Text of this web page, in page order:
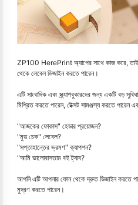
ZP100 HerePrint অ্যাপের সাথে কাজ করে, তাই
থেকে লেবেল ডিজাইন করতে পারেন।
এটি সাংবাদিক এবং স্ক্র্যাপবুকারদের জন্য একটি বড়
মিশ্রিত করতে পারেন, টেক্সট সামঞ্জস্য করতে পারেন
"আজকের ফোকাস" হেডার প্রয়োজন?
"মুড চেক" লেবেল?
"সপ্তাহান্তের ভ্রমণ" ক্যাপশন?
"আমি ভালোবাসতাম বই ট্যাব?
আপনি এটি আপনার ফোন থেকে দ্রুত ডিজাইন করতে
মুদ্রণ করতে পারেন।